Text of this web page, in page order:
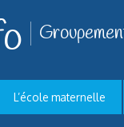
L’école maternelle